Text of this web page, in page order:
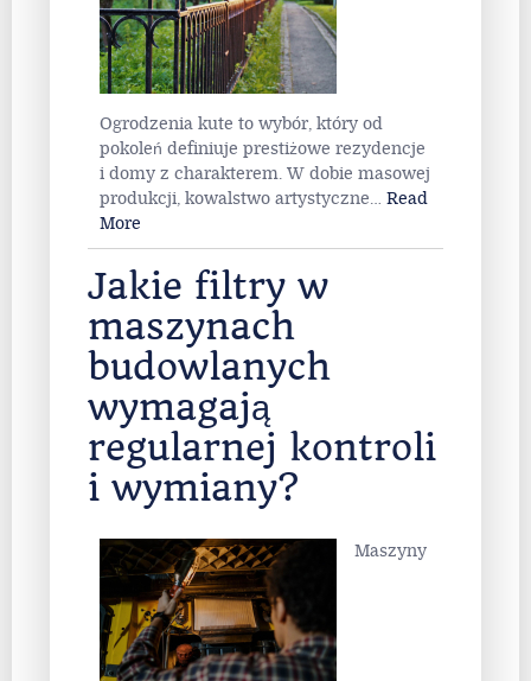
Ogrodzenia kute to wybór, który od
pokoleń definiuje prestiżowe rezydencje
i domy z charakterem. W dobie masowej
produkcji, kowalstwo artystyczne… Read
More
Jakie filtry w
maszynach
budowlanych
wymagają
regularnej kontroli
i wymiany?
Maszyny